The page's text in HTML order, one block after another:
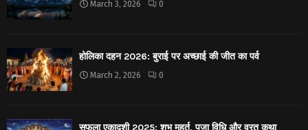
March 3, 2026 0
होलिका दहन 2026: बुराई पर अच्छाई की जीत का पर्व
March 2, 2026 0